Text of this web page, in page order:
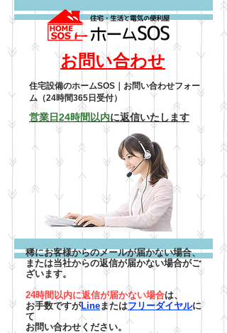
お問い合わせ
住宅設備のホームSOS｜お問い合わせフォー
ム（24時間365日受付）
営業日24時間以内に返信いたします
稀にお客様からのメールが届かない場合、
または当社からの返信が届かない場合がご
ざいます。
24時間以内に返信が届かない場合は、
お手数ですがLineまたはフリーダイヤルに
て
お問い合わせください。